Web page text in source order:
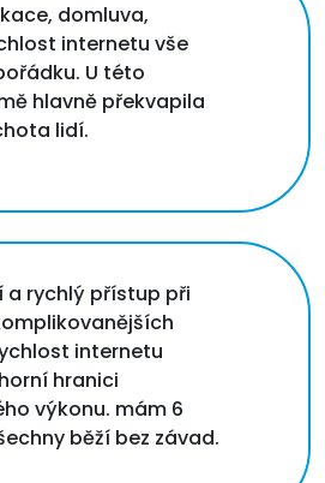
domluva,
internetu vše
U této
hlavně překvapila
lidí.
a rychlý přístup při
internetu
hranici
výkonu. mám 6
běží bez závad.